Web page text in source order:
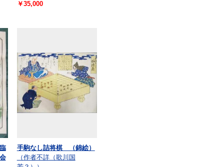
￥35,000
手駒なし詰将棋 （錦絵）
（作者不詳（歌川国